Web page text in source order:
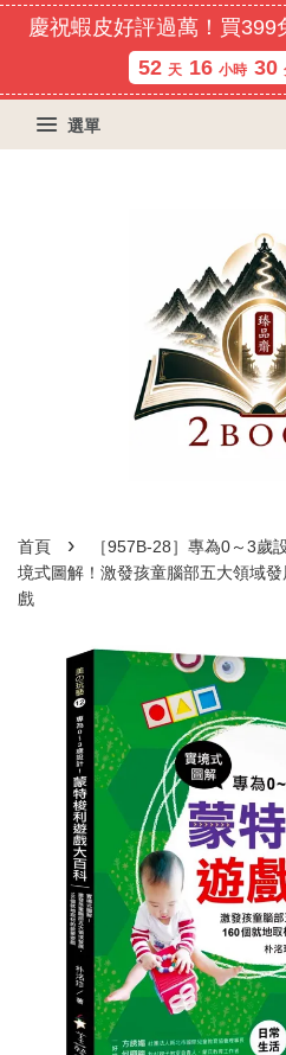
慶祝蝦皮好評過萬！買399
52 天 16 小時 30
選單
首頁 ›
［957B-28］專為0～3歲
境式圖解！激發孩童腦部五大領域
戲